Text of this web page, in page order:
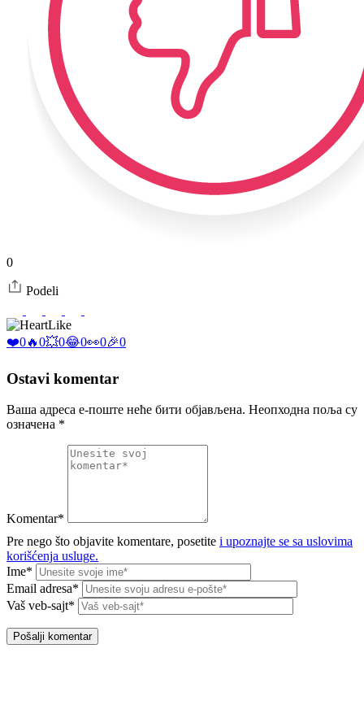
0
Podeli
Like
❤️0🔥0💥0😂0👀0🎉0
Ostavi komentar
Ваша адреса е-поште неће бити објављена. Неопходна поља су
означена *
Komentar*
Pre nego što objavite komentare, posetite i upoznajte se sa uslovima
korišćenja usluge.
Ime*
Email adresa*
Vaš veb-sajt*